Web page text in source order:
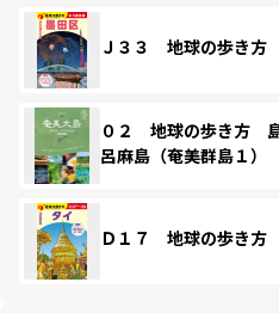
Ｊ３３ 地球の歩き方
０２ 地球の歩き方
呂麻島（奄美群島１
Ｄ１７ 地球の歩き